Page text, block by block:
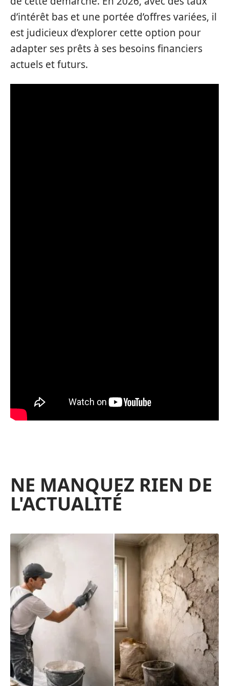
d’intérêt bas et une portée d’offres variées, il
est judicieux d’explorer cette option pour
adapter ses prêts à ses besoins financiers
actuels et futurs.
NE MANQUEZ RIEN DE
L'ACTUALITÉ